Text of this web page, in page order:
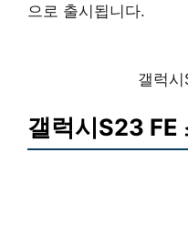
으로 출시됩니다.
갤럭
갤럭시S23 FE